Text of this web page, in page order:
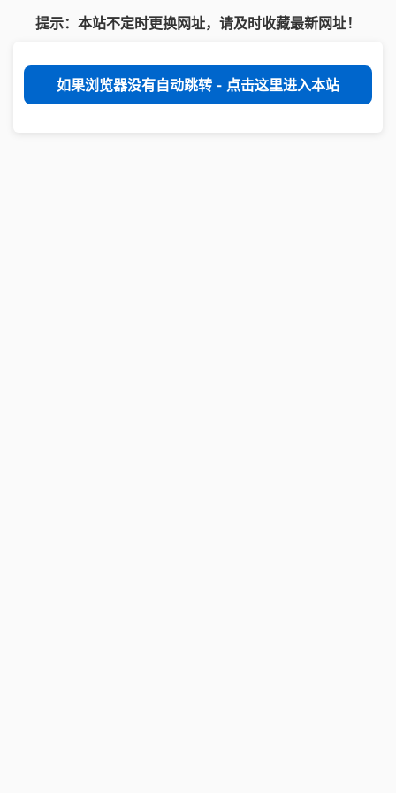
提示：本站不定时更换网址，请及时收藏最新网址！
如果浏览器没有自动跳转 - 点击这里进入本站